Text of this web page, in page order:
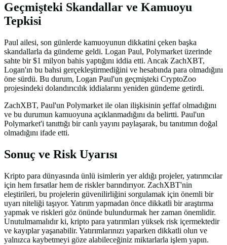
Geçmişteki Skandallar ve Kamuoyu
Tepkisi
Paul ailesi, son günlerde kamuoyunun dikkatini çeken başka
skandallarla da gündeme geldi. Logan Paul, Polymarket üzerinde
sahte bir $1 milyon bahis yaptığını iddia etti. Ancak ZachXBT,
Logan'ın bu bahsi gerçekleştirmediğini ve hesabında para olmadığını
öne sürdü. Bu durum, Logan Paul'un geçmişteki CryptoZoo
projesindeki dolandırıcılık iddialarını yeniden gündeme getirdi.
ZachXBT, Paul'un Polymarket ile olan ilişkisinin şeffaf olmadığını
ve bu durumun kamuoyuna açıklanmadığını da belirtti. Paul'un
Polymarket'i tanıttığı bir canlı yayını paylaşarak, bu tanıtımın doğal
olmadığını ifade etti.
Sonuç ve Risk Uyarısı
Kripto para dünyasında ünlü isimlerin yer aldığı projeler, yatırımcılar
için hem fırsatlar hem de riskler barındırıyor. ZachXBT'nin
eleştirileri, bu projelerin güvenilirliğini sorgulamak için önemli bir
uyarı niteliği taşıyor. Yatırım yapmadan önce dikkatli bir araştırma
yapmak ve riskleri göz önünde bulundurmak her zaman önemlidir.
Unutulmamalıdır ki, kripto para yatırımları yüksek risk içermektedir
ve kayıplar yaşanabilir. Yatırımlarınızı yaparken dikkatli olun ve
yalnızca kaybetmeyi göze alabileceğiniz miktarlarla işlem yapın.